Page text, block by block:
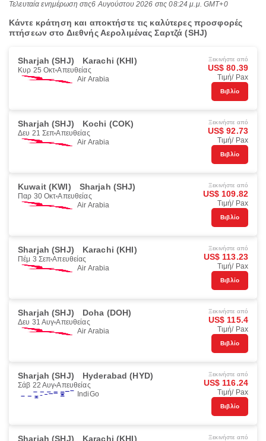
Τελευταία ενημέρωση στις6 Αυγούστου 2026 στις 08:24 μ.μ. GMT+0
Κάντε κράτηση και αποκτήστε τις καλύτερες προσφορές
πτήσεων στο Διεθνής Αερολιμένας Σαρτζά (SHJ)
Sharjah (SHJ) Karachi (KHI)
Κυρ 25 Οκτ Απευθείας
Air Arabia
Ξεκινήστε από
US$ 80.39
Τιμή/ Pax
Βιβλίο
Sharjah (SHJ) Kochi (COK)
Δευ 21 Σεπ Απευθείας
Air Arabia
Ξεκινήστε από
US$ 92.73
Τιμή/ Pax
Βιβλίο
Kuwait (KWI) Sharjah (SHJ)
Παρ 30 Οκτ Απευθείας
Air Arabia
Ξεκινήστε από
US$ 109.82
Τιμή/ Pax
Βιβλίο
Sharjah (SHJ) Karachi (KHI)
Πέμ 3 Σεπ Απευθείας
Air Arabia
Ξεκινήστε από
US$ 113.23
Τιμή/ Pax
Βιβλίο
Sharjah (SHJ) Doha (DOH)
Δευ 31 Αυγ Απευθείας
Air Arabia
Ξεκινήστε από
US$ 115.4
Τιμή/ Pax
Βιβλίο
Sharjah (SHJ) Hyderabad (HYD)
Σάβ 22 Αυγ Απευθείας
IndiGo
Ξεκινήστε από
US$ 116.24
Τιμή/ Pax
Βιβλίο
Sharjah (SHJ) Karachi (KHI) Ξεκινήστε από